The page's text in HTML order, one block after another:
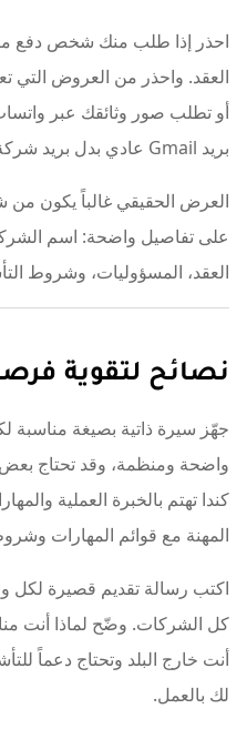
احذر إذا طلب منك شخص دفع
العقد. واحذر من العروض التي
أو تطلب صور وثائقك عبر
بريد Gmail عادي بدل بريد شركة واضح.
العرض الحقيقي غالباً يكون من
على تفاصيل واضحة: اسم
العقد، المسؤوليات، وشروط
نصائح لتقوية
جهّز سيرة ذاتية بصيغة مناسبة
واضحة ومنظمة، وقد تحتاج بعض
كندا تهتم بالخبرة العملية
المهنة مع قوائم المهارات
اكتب رسالة تقديم قصيرة لكل
كل الشركات. وضّح لماذا أنت
أنت خارج البلد وتحتاج دعماً
لك بالعمل.